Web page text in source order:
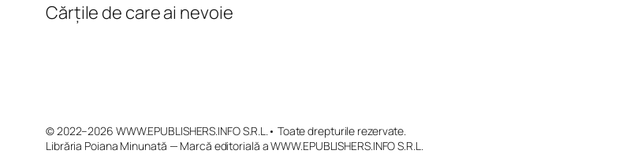
Cărțile de care ai nevoie
© 2022–2026 WWW.EPUBLISHERS.INFO S.R.L.• Toate drepturile rezervate.
Librăria Poiana Minunată — Marcă editorială a WWW.EPUBLISHERS.INFO S.R.L.